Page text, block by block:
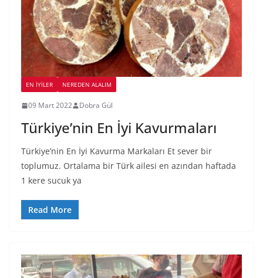
EN İYILER NEREDEN ALALIM
09 Mart 2022 Dobra Gül
Türkiye’nin En İyi Kavurmaları
Türkiye’nin En İyi Kavurma Markaları Et sever bir
toplumuz. Ortalama bir Türk ailesi en azından haftada
1 kere sucuk ya
Read More